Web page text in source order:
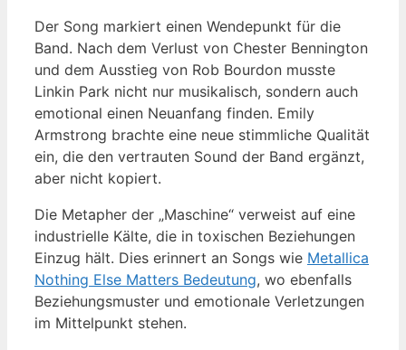
Der Song markiert einen Wendepunkt für die
Band. Nach dem Verlust von Chester Bennington
und dem Ausstieg von Rob Bourdon musste
Linkin Park nicht nur musikalisch, sondern auch
emotional einen Neuanfang finden. Emily
Armstrong brachte eine neue stimmliche Qualität
ein, die den vertrauten Sound der Band ergänzt,
aber nicht kopiert.
Die Metapher der „Maschine“ verweist auf eine
industrielle Kälte, die in toxischen Beziehungen
Einzug hält. Dies erinnert an Songs wie Metallica
Nothing Else Matters Bedeutung, wo ebenfalls
Beziehungsmuster und emotionale Verletzungen
im Mittelpunkt stehen.